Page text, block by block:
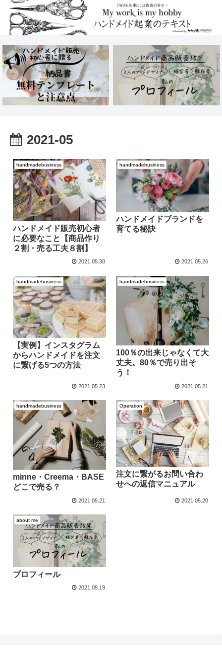
2021-05
handmadebusiness
ハンドメイド販売初心者
に必要なこと【商品作り
２割・売る工夫８割】
2021.05.30
handmadebusiness
ハンドメイドブランドを
育てる秘訣
2021.05.26
handmadebusiness
【実例】インスタグラム
からハンドメイドを注文
に繋げる5つの方法
2021.05.23
handmadebusiness
100％の出来じゃなくて大
丈夫。80％で売り出そ
う！
2021.05.21
handmadebusiness
minne・Creema・BASE
どこで売る？
2021.05.21
Operation
注文に繋がるお問い合わ
せへの返信マニュアル
2021.05.20
about me
プロフィール
2021.05.19